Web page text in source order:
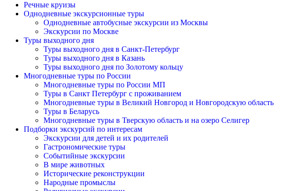
Речные круизы
Однодневные экскурсионные туры
Однодневные автобусные экскурсии из Москвы
Экскурсии по Москве
Туры выходного дня
Туры выходного дня в Санкт-Петербург
Туры выходного дня в Казань
Туры выходного дня по Золотому кольцу
Многодневные туры по России
Многодневные туры по России МП
Туры в Санкт Петербург с проживанием
Многодневные туры в Великий Новгород и Новгородскую область
Туры в Беларусь
Многодневные туры в Тверскую область и на озеро Селигер
Подборки экскурсий по интересам
Экскурсии для детей и их родителей
Гастрономические туры
Событийные экскурсии
В мире животных
Исторические реконструкции
Народные промыслы